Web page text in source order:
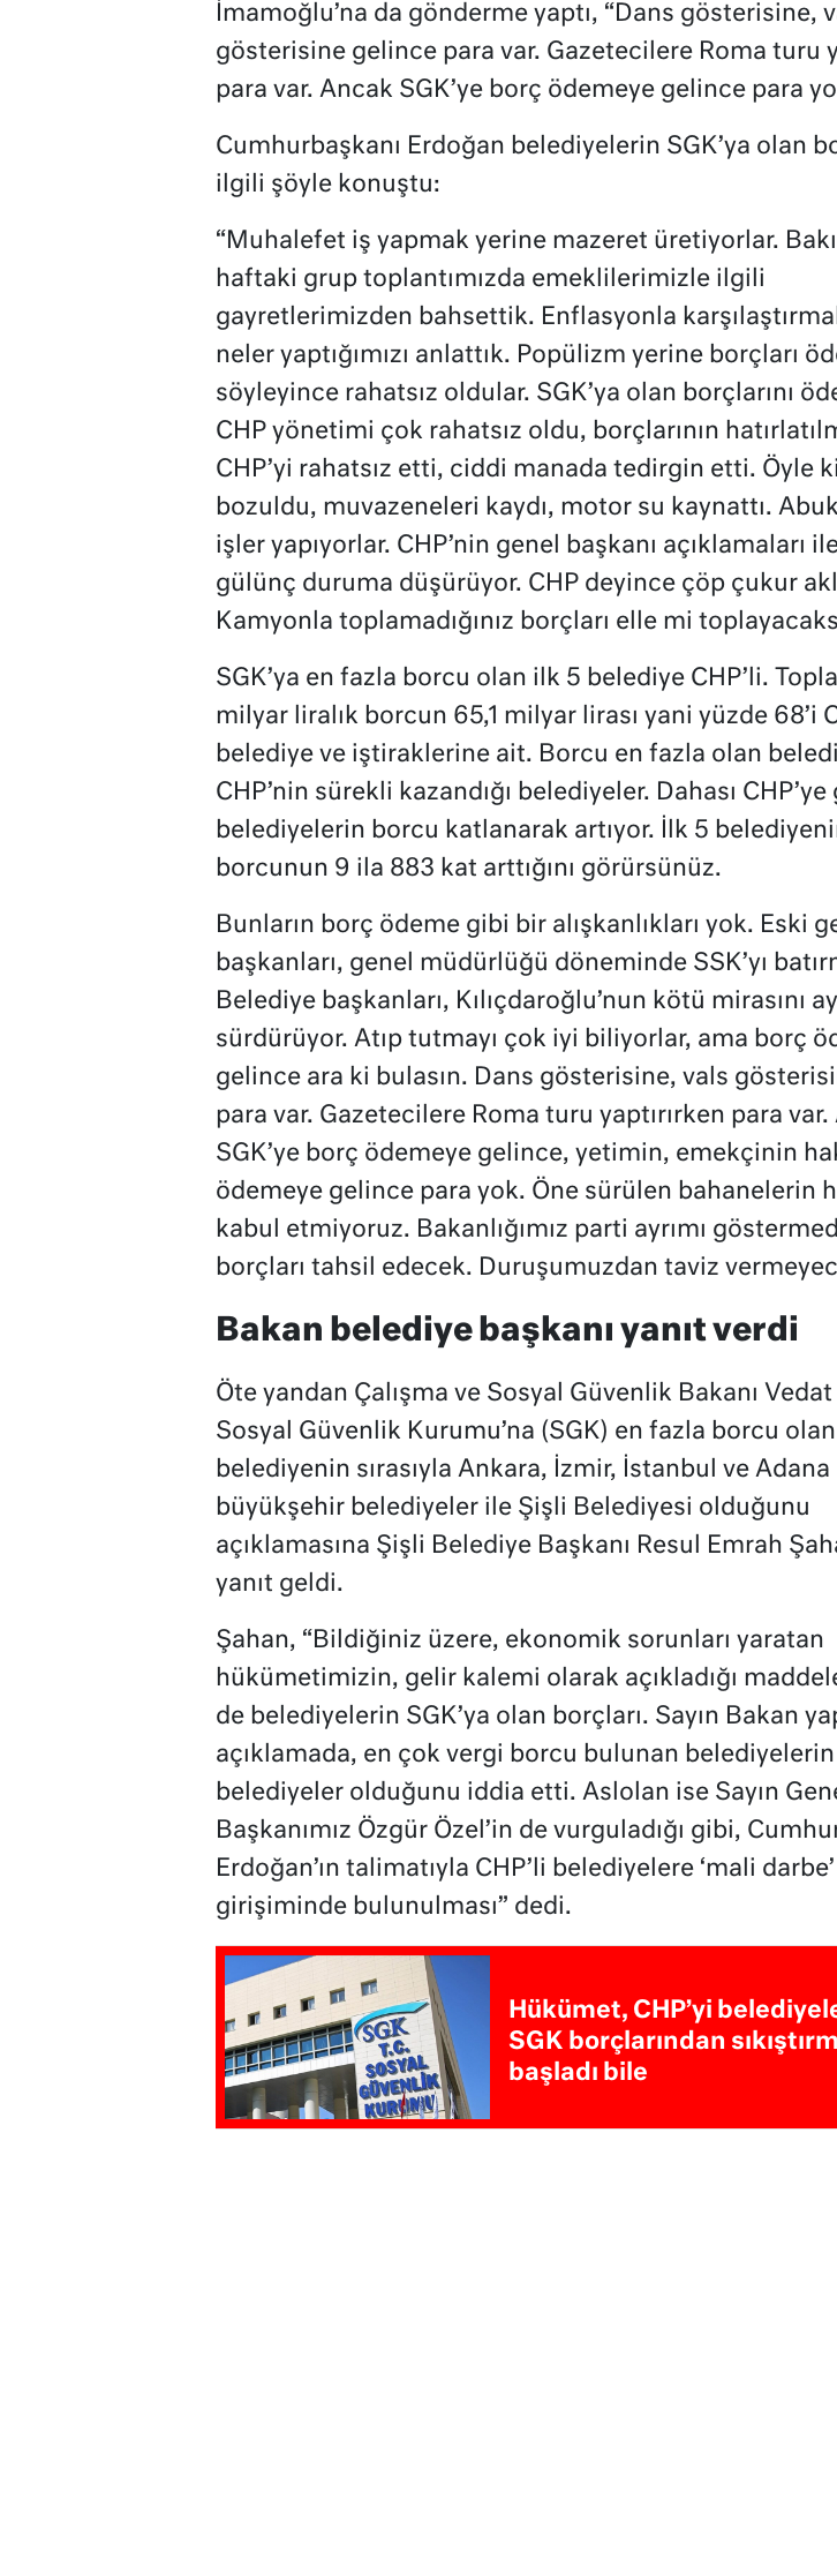
İmamoğlu’na da gönderme yaptı, “Dans gösterisine,
gösterisine gelince para var. Gazetecilere Roma turu
para var. Ancak SGK’ye borç ödemeye gelince para
Cumhurbaşkanı Erdoğan belediyelerin SGK’ya olan
ilgili şöyle konuştu:
“Muhalefet iş yapmak yerine mazeret üretiyorlar.
haftaki grup toplantımızda emeklilerimizle ilgili
gayretlerimizden bahsettik. Enflasyonla
neler yaptığımızı anlattık. Popülizm yerine borçları
söyleyince rahatsız oldular. SGK’ya olan borçlarını
CHP yönetimi çok rahatsız oldu, borçlarının
CHP’yi rahatsız etti, ciddi manada tedirgin etti. Öyle
bozuldu, muvazeneleri kaydı, motor su kaynattı.
işler yapıyorlar. CHP’nin genel başkanı açıklamaları
gülünç duruma düşürüyor. CHP deyince çöp çukur
Kamyonla toplamadığınız borçları elle mi
SGK’ya en fazla borcu olan ilk 5 belediye CHP’li.
milyar liralık borcun 65,1 milyar lirası yani yüzde 68’i
belediye ve iştiraklerine ait. Borcu en fazla olan
CHP’nin sürekli kazandığı belediyeler. Dahası CHP’ye
belediyelerin borcu katlanarak artıyor. İlk 5
borcunun 9 ila 883 kat arttığını görürsünüz.
Bunların borç ödeme gibi bir alışkanlıkları yok. Eski
başkanları, genel müdürlüğü döneminde SSK’yı
Belediye başkanları, Kılıçdaroğlu’nun kötü mirasını
sürdürüyor. Atıp tutmayı çok iyi biliyorlar, ama borç
gelince ara ki bulasın. Dans gösterisine, vals
para var. Gazetecilere Roma turu yaptırırken para var.
SGK’ye borç ödemeye gelince, yetimin, emekçinin
ödemeye gelince para yok. Öne sürülen bahanelerin
kabul etmiyoruz. Bakanlığımız parti ayrımı
borçları tahsil edecek. Duruşumuzdan taviz
Bakan belediye başkanı yanıt verdi
Öte yandan Çalışma ve Sosyal Güvenlik Bakanı Vedat
Sosyal Güvenlik Kurumu’na (SGK) en fazla borcu
belediyenin sırasıyla Ankara, İzmir, İstanbul ve Adana
büyükşehir belediyeler ile Şişli Belediyesi olduğunu
açıklamasına Şişli Belediye Başkanı Resul Emrah
yanıt geldi.
Şahan, “Bildiğiniz üzere, ekonomik sorunları yaratan
hükümetimizin, gelir kalemi olarak açıkladığı
de belediyelerin SGK’ya olan borçları. Sayın Bakan
açıklamada, en çok vergi borcu bulunan belediyelerin
belediyeler olduğunu iddia etti. Aslolan ise Sayın
Başkanımız Özgür Özel’in de vurguladığı gibi,
Erdoğan’ın talimatıyla CHP’li belediyelere ‘mali darbe’
girişiminde bulunulması” dedi.
Hükümet, CHP’yi
SGK borçlarından
başladı bile